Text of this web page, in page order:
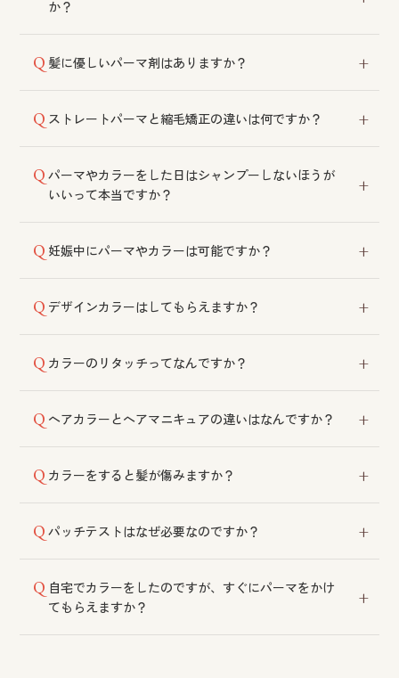
ます。
か？
ーを先にすると、パーマの際に色落ちする可能性がご
ざいます。
髪に優しいパーマ剤はありますか？
ます。ケアをしながら施術できるメニューもございま
す。
ストレートパーマと縮毛矯正の違いは何ですか？
天然のクセを伸ばすには縮毛矯正が必要です。
パーマやカラーをした日はシャンプーしないほうが
いいって本当ですか？
も進化しており、デリケートな髪を優しく洗っていた
だければ当日のシャンプーも可能です。
妊娠中にパーマやカラーは可能ですか？
が出る場合がございます。事前に必ずご相談くださ
い。また産後3カ月ほどはホルモンバランスが安定する
デザインカラーはしてもらえますか？
カラーのリタッチってなんですか？
す。
ヘアカラーとヘアマニキュアの違いはなんですか？
の表面に付着します。カラーが合わない方にはマニキ
ュアで対応する場合もございます。
カラーをすると髪が傷みますか？
ジを最小限に抑えております。
パッチテストはなぜ必要なのですか？
をされる方は必須となりますので、お時間に余裕を持
ってご相談ください。
自宅でカラーをしたのですが、すぐにパーマをかけ
てもらえますか？